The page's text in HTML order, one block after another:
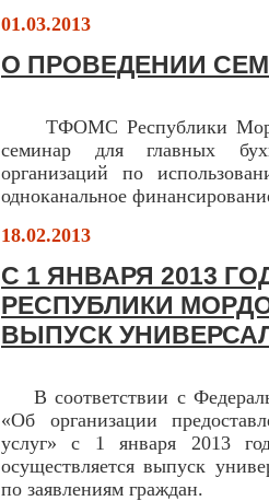
01.03.2013
О ПРОВЕДЕНИИ
ТФОМС Республики
семинар для главных
организаций по
одноканальное
18.02.2013
С 1 ЯНВАРЯ 2013
РЕСПУБЛИКИ
ВЫПУСК
В соответствии с
«Об организации
услуг» с 1 января 2013
осуществляется выпуск
по заявлениям граждан.